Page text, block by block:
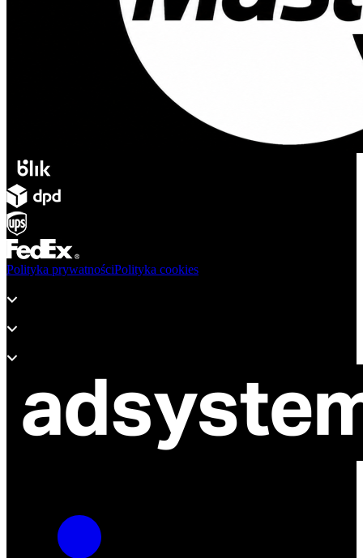
Polityka prywatnościPolityka cookies